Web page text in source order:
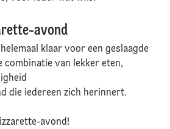
avond
klaar voor een geslaagde
combinatie van lekker eten,
die iedereen zich herinnert.
avond!